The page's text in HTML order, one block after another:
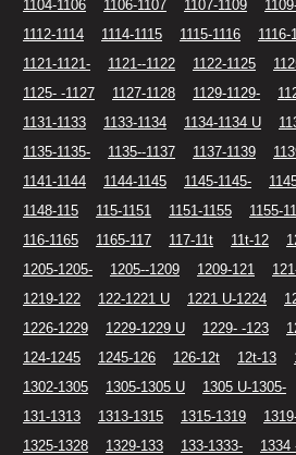
1104-1106
1106-1107 1107-1109
1112-1114
1114-1115 1115-1116 1116-
1121-1121-
1121--1122 1122-1125
1125- -1127
1127-1128 1129-1129-
1131-1133
1133-1134 1134-1134 U
1135-1135-
1135--1137 1137-1139
1141-1144
1144-1145 1145-1145-
1148-115
115-1151 1151-1155 1155-
116-1165
1165-117 117-11t 11t-12
1205-1205-
1205--1209 1209-121
1219-122
122-1221 U 1221 U-1224
1226-1229
1229-1229 U 1229- -123
124-1245
1245-126 126-12t 12t-13
1302-1305
1305-1305 U 1305 U-1305-
131-1313
1313-1315 1315-1319
1325-1328
1329-133 133-1333- 1334